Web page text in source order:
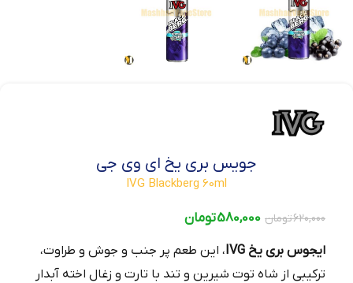
جویس بری یخ ای وی جی
IVG Blackberg 60ml
620,000تومان 580,000تومان
ایجوس بری یخ IVG
، این طعم پر جنب و جوش و طراوت،
ترکیبی از شاه توت شیرین و تند با تارت و زغال اخته آبدار